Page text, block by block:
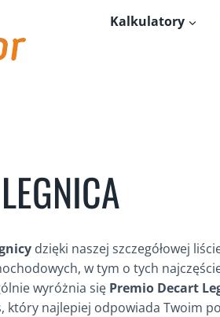
Kalkulatory
dzięki naszej szczegółowej
w tym o tych
wyróżnia się Premio Decart
który najlepiej odpowiada Twoim